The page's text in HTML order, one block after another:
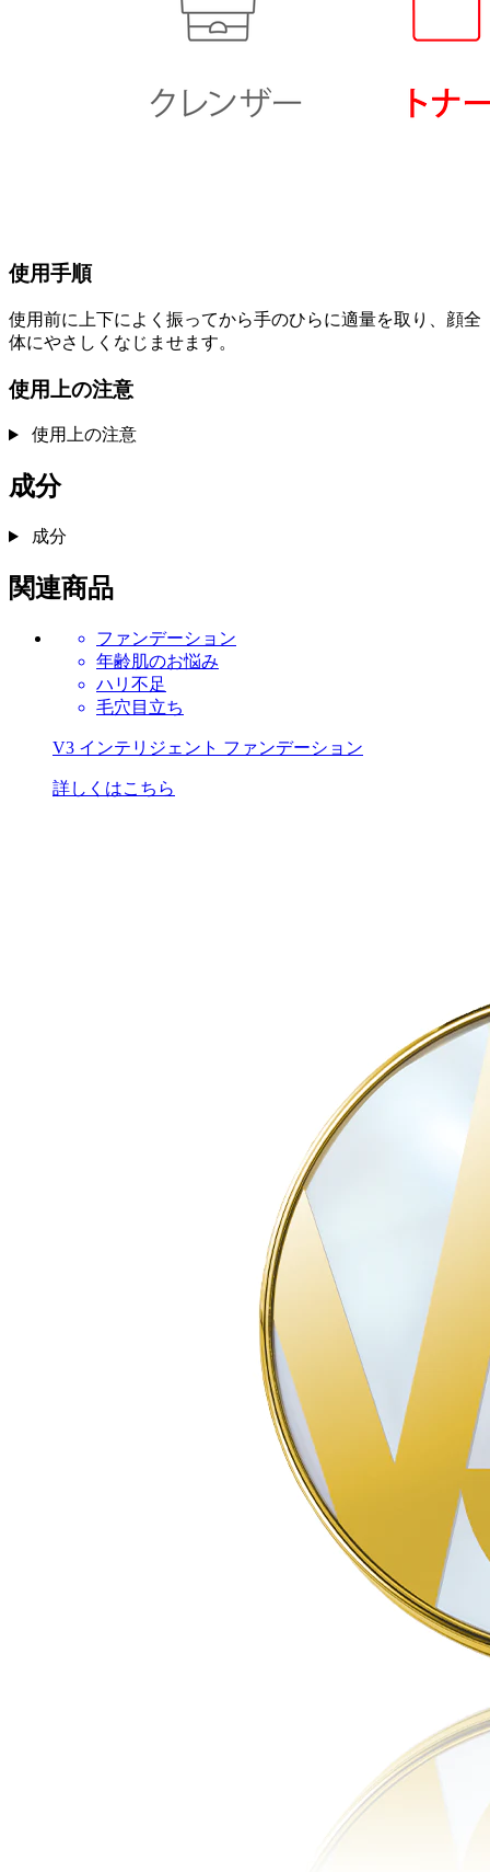
使用手順
使用前に上下によく振ってから手のひらに適量を取り、顔全
体にやさしくなじませます。
使用上の注意
使用上の注意
成分
成分
関連商品
ファンデーション
年齢肌のお悩み
ハリ不足
毛穴目立ち
V3 インテリジェント ファンデーション
詳しくはこちら